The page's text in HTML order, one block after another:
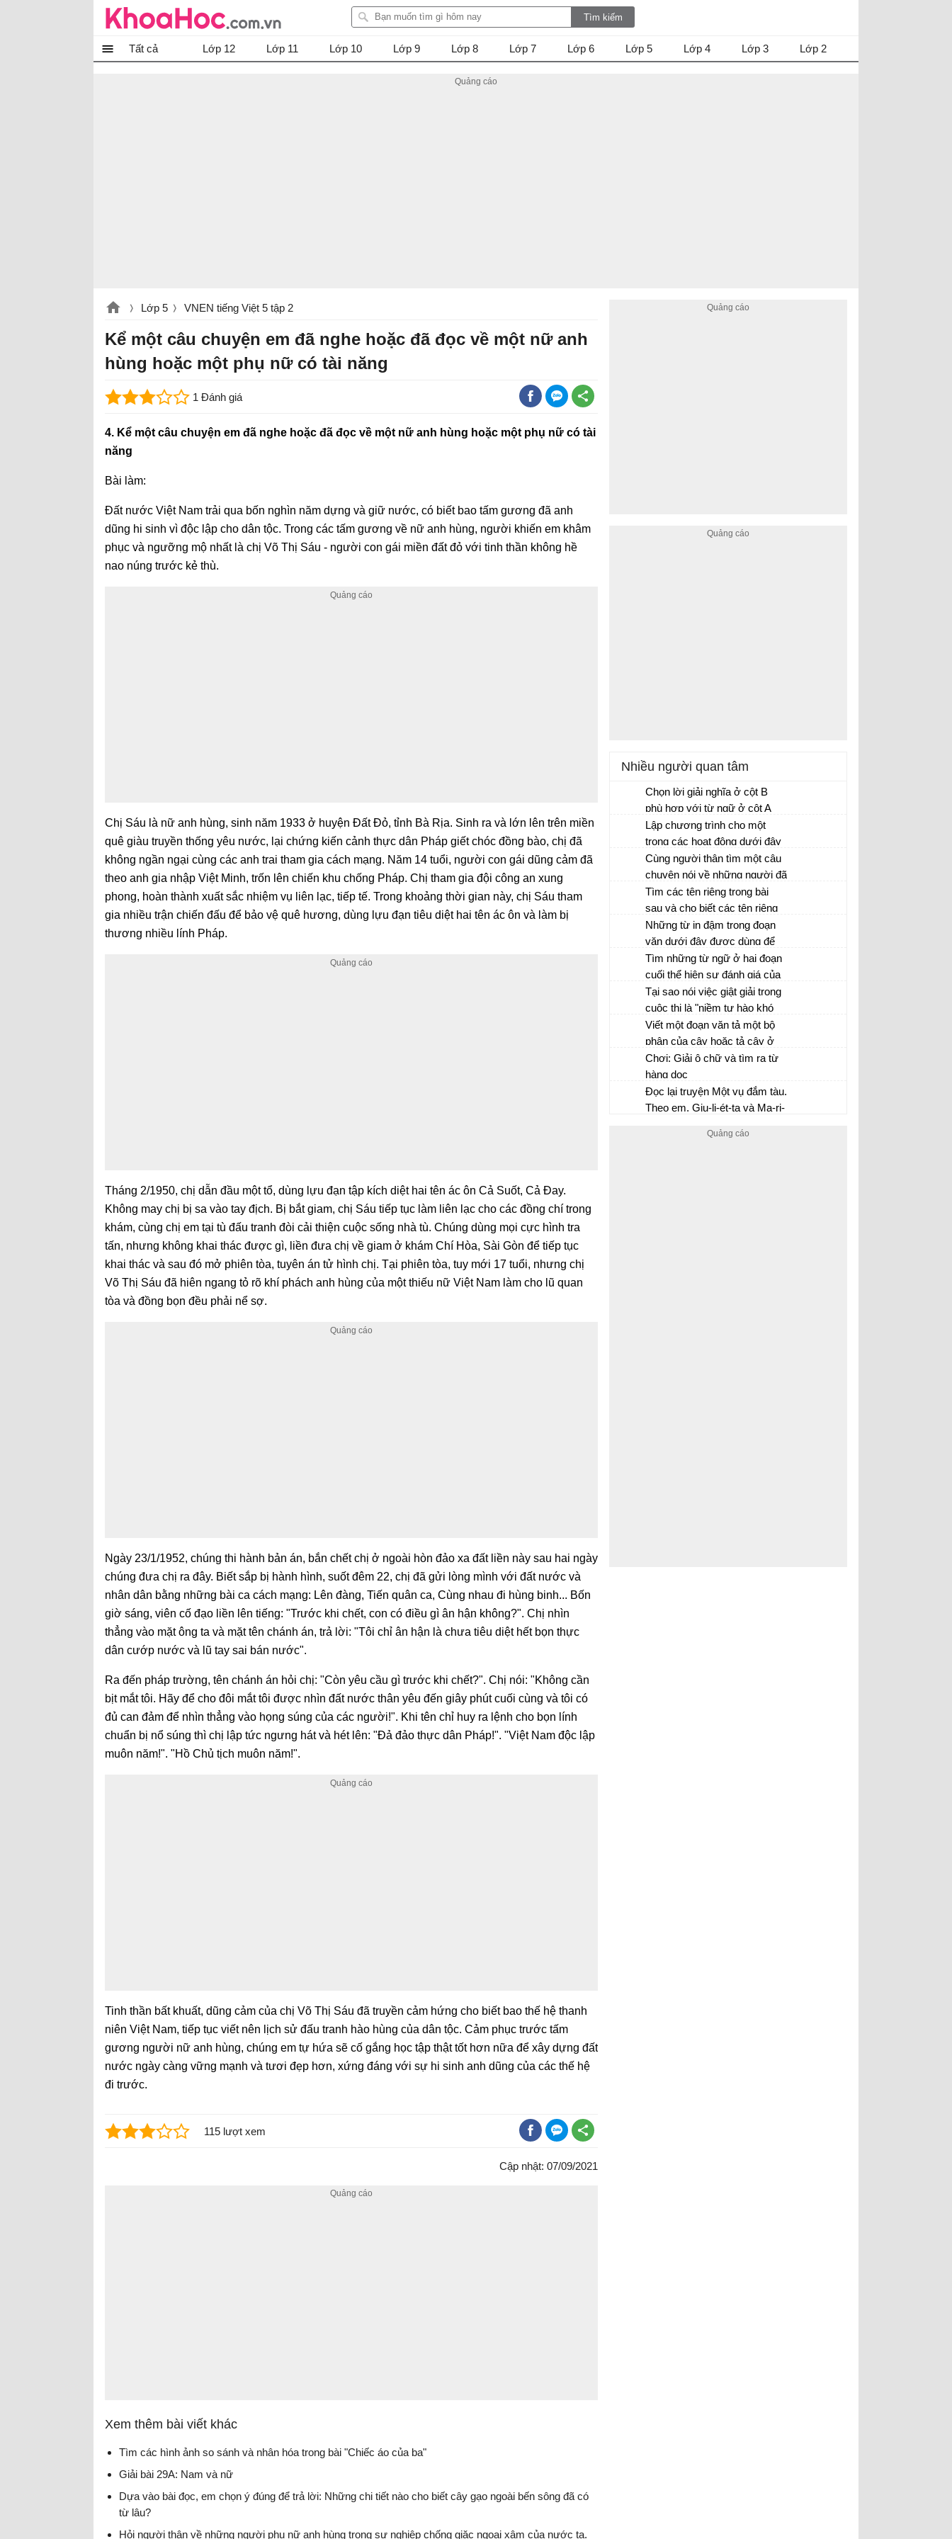
Tất cả Lớp 12 Lớp 11 Lớp 10 Lớp 9 Lớp 8 Lớp 7 Lớp 6 Lớp 5 Lớp 4 Lớp 3 Lớp 2
Lớp 5 VNEN tiếng Việt 5 tập 2
Kể một câu chuyện em đã nghe hoặc đã đọc về một nữ anh
hùng hoặc một phụ nữ có tài năng
1 Đánh giá
4. Kể một câu chuyện em đã nghe hoặc đã đọc về một nữ anh hùng hoặc một phụ nữ có tài
năng
Bài làm:
Đất nước Việt Nam trải qua bốn nghìn năm dựng và giữ nước, có biết bao tấm gương đã anh
dũng hi sinh vì độc lập cho dân tộc. Trong các tấm gương về nữ anh hùng, người khiến em khâm
phục và ngưỡng mộ nhất là chị Võ Thị Sáu - người con gái miền đất đỏ với tinh thần không hề
nao núng trước kẻ thù.
Chị Sáu là nữ anh hùng, sinh năm 1933 ở huyện Đất Đỏ, tỉnh Bà Rịa. Sinh ra và lớn lên trên miền
quê giàu truyền thống yêu nước, lại chứng kiến cảnh thực dân Pháp giết chóc đồng bào, chị đã
không ngần ngại cùng các anh trai tham gia cách mạng. Năm 14 tuổi, người con gái dũng cảm đã
theo anh gia nhập Việt Minh, trốn lên chiến khu chống Pháp. Chị tham gia đội công an xung
phong, hoàn thành xuất sắc nhiệm vụ liên lạc, tiếp tế. Trong khoảng thời gian này, chị Sáu tham
gia nhiều trận chiến đấu để bảo vệ quê hương, dùng lựu đạn tiêu diệt hai tên ác ôn và làm bị
thương nhiều lính Pháp.
Tháng 2/1950, chị dẫn đầu một tổ, dùng lựu đạn tập kích diệt hai tên ác ôn Cả Suốt, Cả Đay.
Không may chị bị sa vào tay địch. Bị bắt giam, chị Sáu tiếp tục làm liên lạc cho các đồng chí trong
khám, cùng chị em tại tù đấu tranh đòi cải thiện cuộc sống nhà tù. Chúng dùng mọi cực hình tra
tấn, nhưng không khai thác được gì, liền đưa chị về giam ở khám Chí Hòa, Sài Gòn để tiếp tục
khai thác và sau đó mở phiên tòa, tuyên án tử hình chị. Tại phiên tòa, tuy mới 17 tuổi, nhưng chị
Võ Thị Sáu đã hiên ngang tỏ rõ khí phách anh hùng của một thiếu nữ Việt Nam làm cho lũ quan
tòa và đồng bọn đều phải nể sợ.
Ngày 23/1/1952, chúng thi hành bản án, bắn chết chị ở ngoài hòn đảo xa đất liền này sau hai ngày
chúng đưa chị ra đây. Biết sắp bị hành hình, suốt đêm 22, chị đã gửi lòng mình với đất nước và
nhân dân bằng những bài ca cách mạng: Lên đàng, Tiến quân ca, Cùng nhau đi hùng binh... Bốn
giờ sáng, viên cố đạo liền lên tiếng: "Trước khi chết, con có điều gì ân hận không?". Chị nhìn
thẳng vào mặt ông ta và mặt tên chánh án, trả lời: "Tôi chỉ ân hận là chưa tiêu diệt hết bọn thực
dân cướp nước và lũ tay sai bán nước".
Ra đến pháp trường, tên chánh án hỏi chị: "Còn yêu cầu gì trước khi chết?". Chị nói: "Không cần
bịt mắt tôi. Hãy để cho đôi mắt tôi được nhìn đất nước thân yêu đến giây phút cuối cùng và tôi có
đủ can đảm để nhìn thẳng vào họng súng của các người!". Khi tên chỉ huy ra lệnh cho bọn lính
chuẩn bị nổ súng thì chị lập tức ngưng hát và hét lên: "Đả đảo thực dân Pháp!". "Việt Nam độc lập
muôn năm!". "Hồ Chủ tịch muôn năm!".
Tinh thần bất khuất, dũng cảm của chị Võ Thị Sáu đã truyền cảm hứng cho biết bao thế hệ thanh
niên Việt Nam, tiếp tục viết nên lịch sử đấu tranh hào hùng của dân tộc. Cảm phục trước tấm
gương người nữ anh hùng, chúng em tự hứa sẽ cố gắng học tập thật tốt hơn nữa để xây dựng đất
nước ngày càng vững mạnh và tươi đẹp hơn, xứng đáng với sự hi sinh anh dũng của các thế hệ
đi trước.
115 lượt xem
Cập nhật: 07/09/2021
Xem thêm bài viết khác
Tìm các hình ảnh so sánh và nhân hóa trong bài "Chiếc áo của ba"
Giải bài 29A: Nam và nữ
Dựa vào bài đọc, em chọn ý đúng để trả lời: Những chi tiết nào cho biết cây gạo ngoài bến sông đã có
từ lâu?
Hỏi người thân về những người phụ nữ anh hùng trong sự nghiệp chống giặc ngoại xâm của nước ta.
Nhiều người quan tâm
Chọn lời giải nghĩa ở cột B
phù hợp với từ ngữ ở cột A
(Trang 11)
Lập chương trình cho một
trong các hoạt động dưới đây
(hoặc cho một hoạt động khác
mà trường em dự kiến tổ
chức)
Cùng người thân tìm một câu
chuyện nói về những người đã
góp sức mình bảo vệ trật tự,
an ninh hoặc một câu chuyện
kể về việc em làm để góp
phần giữ gìn trật tự, an ninh
Tìm các tên riêng trong bài
sau và cho biết các tên riêng
đó được viết hoa như thế
nào?
Những từ in đậm trong đoạn
văn dưới đây được dùng để
chỉ ai? Việc dùng nhiều từ ngữ
thay thế cho nhau như vậy có
tác dụng gì?
Tìm những từ ngữ ở hai đoạn
cuối thể hiện sự đánh giá của
tác giả đối với tranh làng Hồ.
Nêu lí do vì sao tác giả biết ơn
những người nghệ sĩ dân gian
làng Hồ?
Tại sao nói việc giật giải trong
cuộc thi là "niềm tự hào khó
có gì sánh nổi đối với dân
làng"?
Viết một đoạn văn tả một bộ
phận của cây hoặc tả cây ở
một thời kì phát triển
Trang 104 Ngữ Văn 5 VNEN tập 2
Chơi: Giải ô chữ và tìm ra từ
hàng dọc
Đọc lại truyện Một vụ đắm tàu.
Theo em, Giu-li-ét-ta và Ma-ri-
gì? Mỗi nhân vật có những